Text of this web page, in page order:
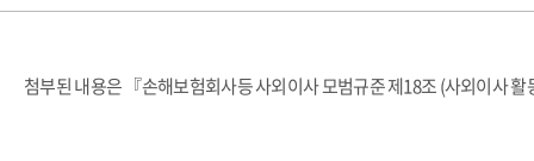
첨부된 내용은 『손해보험회사등 사외이사 모범규준 제18조 (사외이사